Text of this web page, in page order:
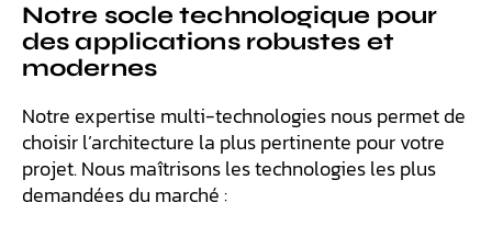
Notre socle technologique pour
des applications robustes et
modernes
Notre expertise multi-technologies nous permet de
choisir l’architecture la plus pertinente pour votre
projet. Nous maîtrisons les technologies les plus
demandées du marché :